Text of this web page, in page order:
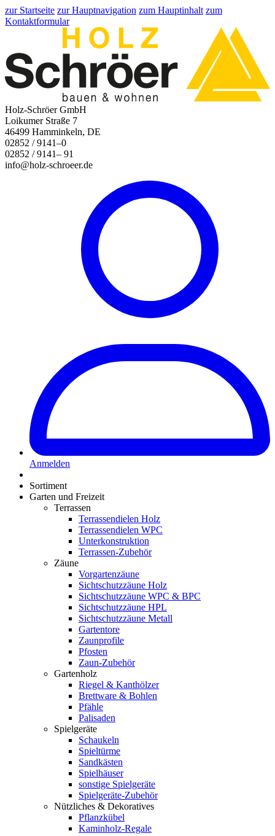
zur Startseite zur Hauptnavigation zum Hauptinhalt zum
Kontaktformular
Holz-Schröer GmbH
Loikumer Straße 7
46499 Hamminkeln, DE
02852 / 9141–0
02852 / 9141– 91
info@holz-schroeer.de
Anmelden
Sortiment
Garten und Freizeit
Terrassen
Terrassendielen Holz
Terrassendielen WPC
Unterkonstruktion
Terrassen-Zubehör
Zäune
Vorgartenzäune
Sichtschutzzäune Holz
Sichtschutzzäune WPC & BPC
Sichtschutzzäune HPL
Sichtschutzzäune Metall
Gartentore
Zaunprofile
Pfosten
Zaun-Zubehör
Gartenholz
Riegel & Kanthölzer
Brettware & Bohlen
Pfähle
Palisaden
Spielgeräte
Schaukeln
Spieltürme
Sandkästen
Spielhäuser
sonstige Spielgeräte
Spielgeräte-Zubehör
Nützliches & Dekoratives
Pflanzkübel
Kaminholz-Regale